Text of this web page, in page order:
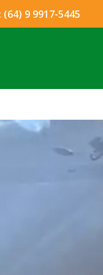
(64) 9 9917-5445